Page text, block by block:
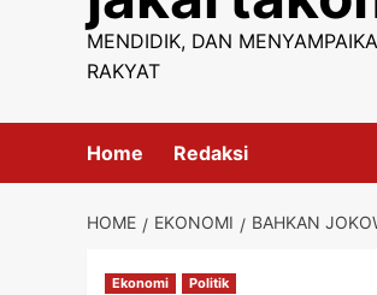
MENDIDIK, DAN
RAKYAT
Home Redaksi
HOME EKONOMI BAHKAN
Ekonomi Politik